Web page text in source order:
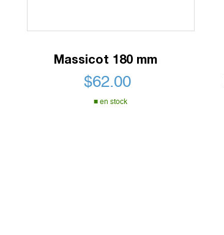
Massicot 180 mm
$62.00
en stock